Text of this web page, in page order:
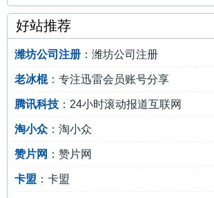
好站推荐
潍坊公司注册 ：潍坊公司注册
老冰棍：专注迅雷会员账号分享
腾讯科技 ：24小时滚动报道互联网
淘小众 ：淘小众
赞片网 ：赞片网
卡盟 ：卡盟